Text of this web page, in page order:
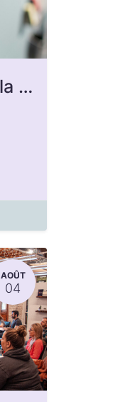
Gonansol-Fresque de la monnaie
AOÛT
04